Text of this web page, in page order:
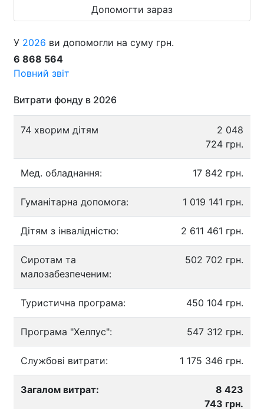
Допомогти зараз
У 2026 ви допомогли на суму грн.
6 868 564
Повний звіт
Витрати фонду в 2026
74 хворим дітям
2 048
724 грн.
Мед. обладнання: 17 842 грн.
Гуманітарна допомога: 1 019 141 грн.
Дітям з інвалідністю: 2 611 461 грн.
Сиротам та
малозабезпеченим:
502 702 грн.
Туристична програма: 450 104 грн.
Програма "Хелпус": 547 312 грн.
Службові витрати: 1 175 346 грн.
Загалом витрат:
8 423
743 грн.